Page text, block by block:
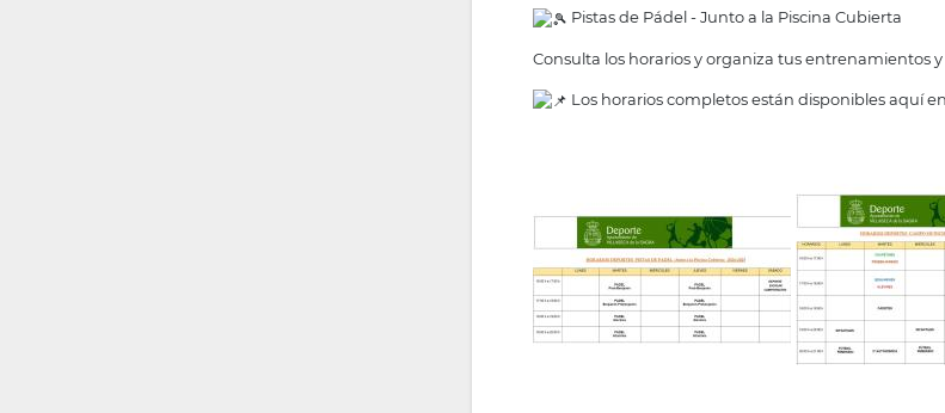
Pistas de Pádel - Junto a la Piscina Cubierta
Consulta los horarios y organiza tus entrenamientos
Los horarios completos están disponibles aquí